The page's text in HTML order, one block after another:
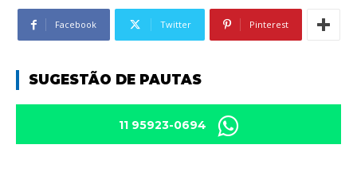
Facebook Twitter Pinterest
SUGESTÃO DE PAUTAS
11 95923-0694